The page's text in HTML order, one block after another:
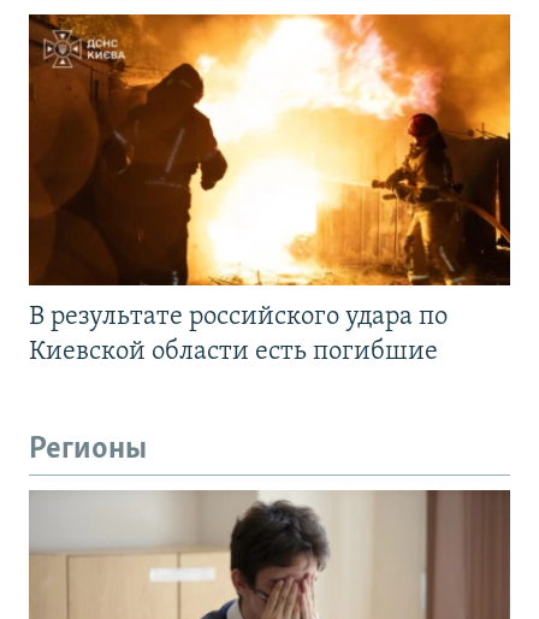
В результате российского удара по
Киевской области есть погибшие
Регионы